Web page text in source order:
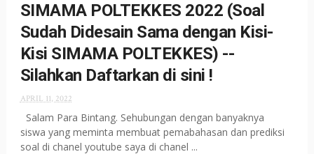
SIMAMA POLTEKKES 2022 (Soal
Sudah Didesain Sama dengan Kisi-
Kisi SIMAMA POLTEKKES) --
Silahkan Daftarkan di sini !
APRIL 11, 2022
Salam Para Bintang. Sehubungan dengan banyaknya
siswa yang meminta membuat pemabahasan dan prediksi
soal di chanel youtube saya di chanel ...